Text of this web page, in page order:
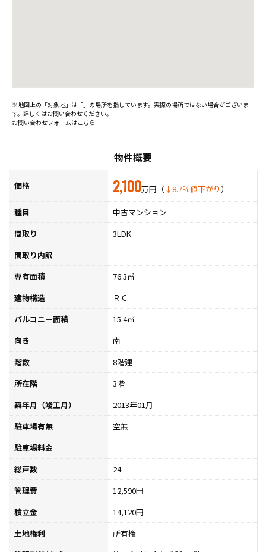
※地図上の「対象地」は「」の場所を指しています。実際の場所ではない場合がございま
す。詳しくはお問い合わせください。
お問い合わせフォームはこちら
物件概要
価格 2,100万円（↓8.7％値下がり）
種目
中古マンション
間取り
3LDK
間取り内訳
専有面積
76.3㎡
建物構造
ＲＣ
バルコニー面積
15.4㎡
向き
南
階数
8階建
所在階
3階
築年月（竣工月）
2013年01月
駐車場有無
空無
駐車場料金
総戸数
24
管理費
12,590円
積立金
14,120円
土地権利
所有権